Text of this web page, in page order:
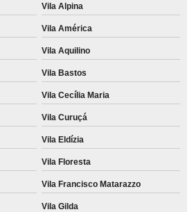
Vila Alpina
Vila América
Vila Aquilino
Vila Bastos
Vila Cecília Maria
Vila Curuçá
Vila Eldízia
Vila Floresta
Vila Francisco Matarazzo
Vila Gilda